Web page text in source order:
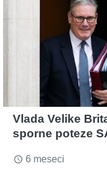
Vlada Velike
sporne poteze
access_time 6 meseci